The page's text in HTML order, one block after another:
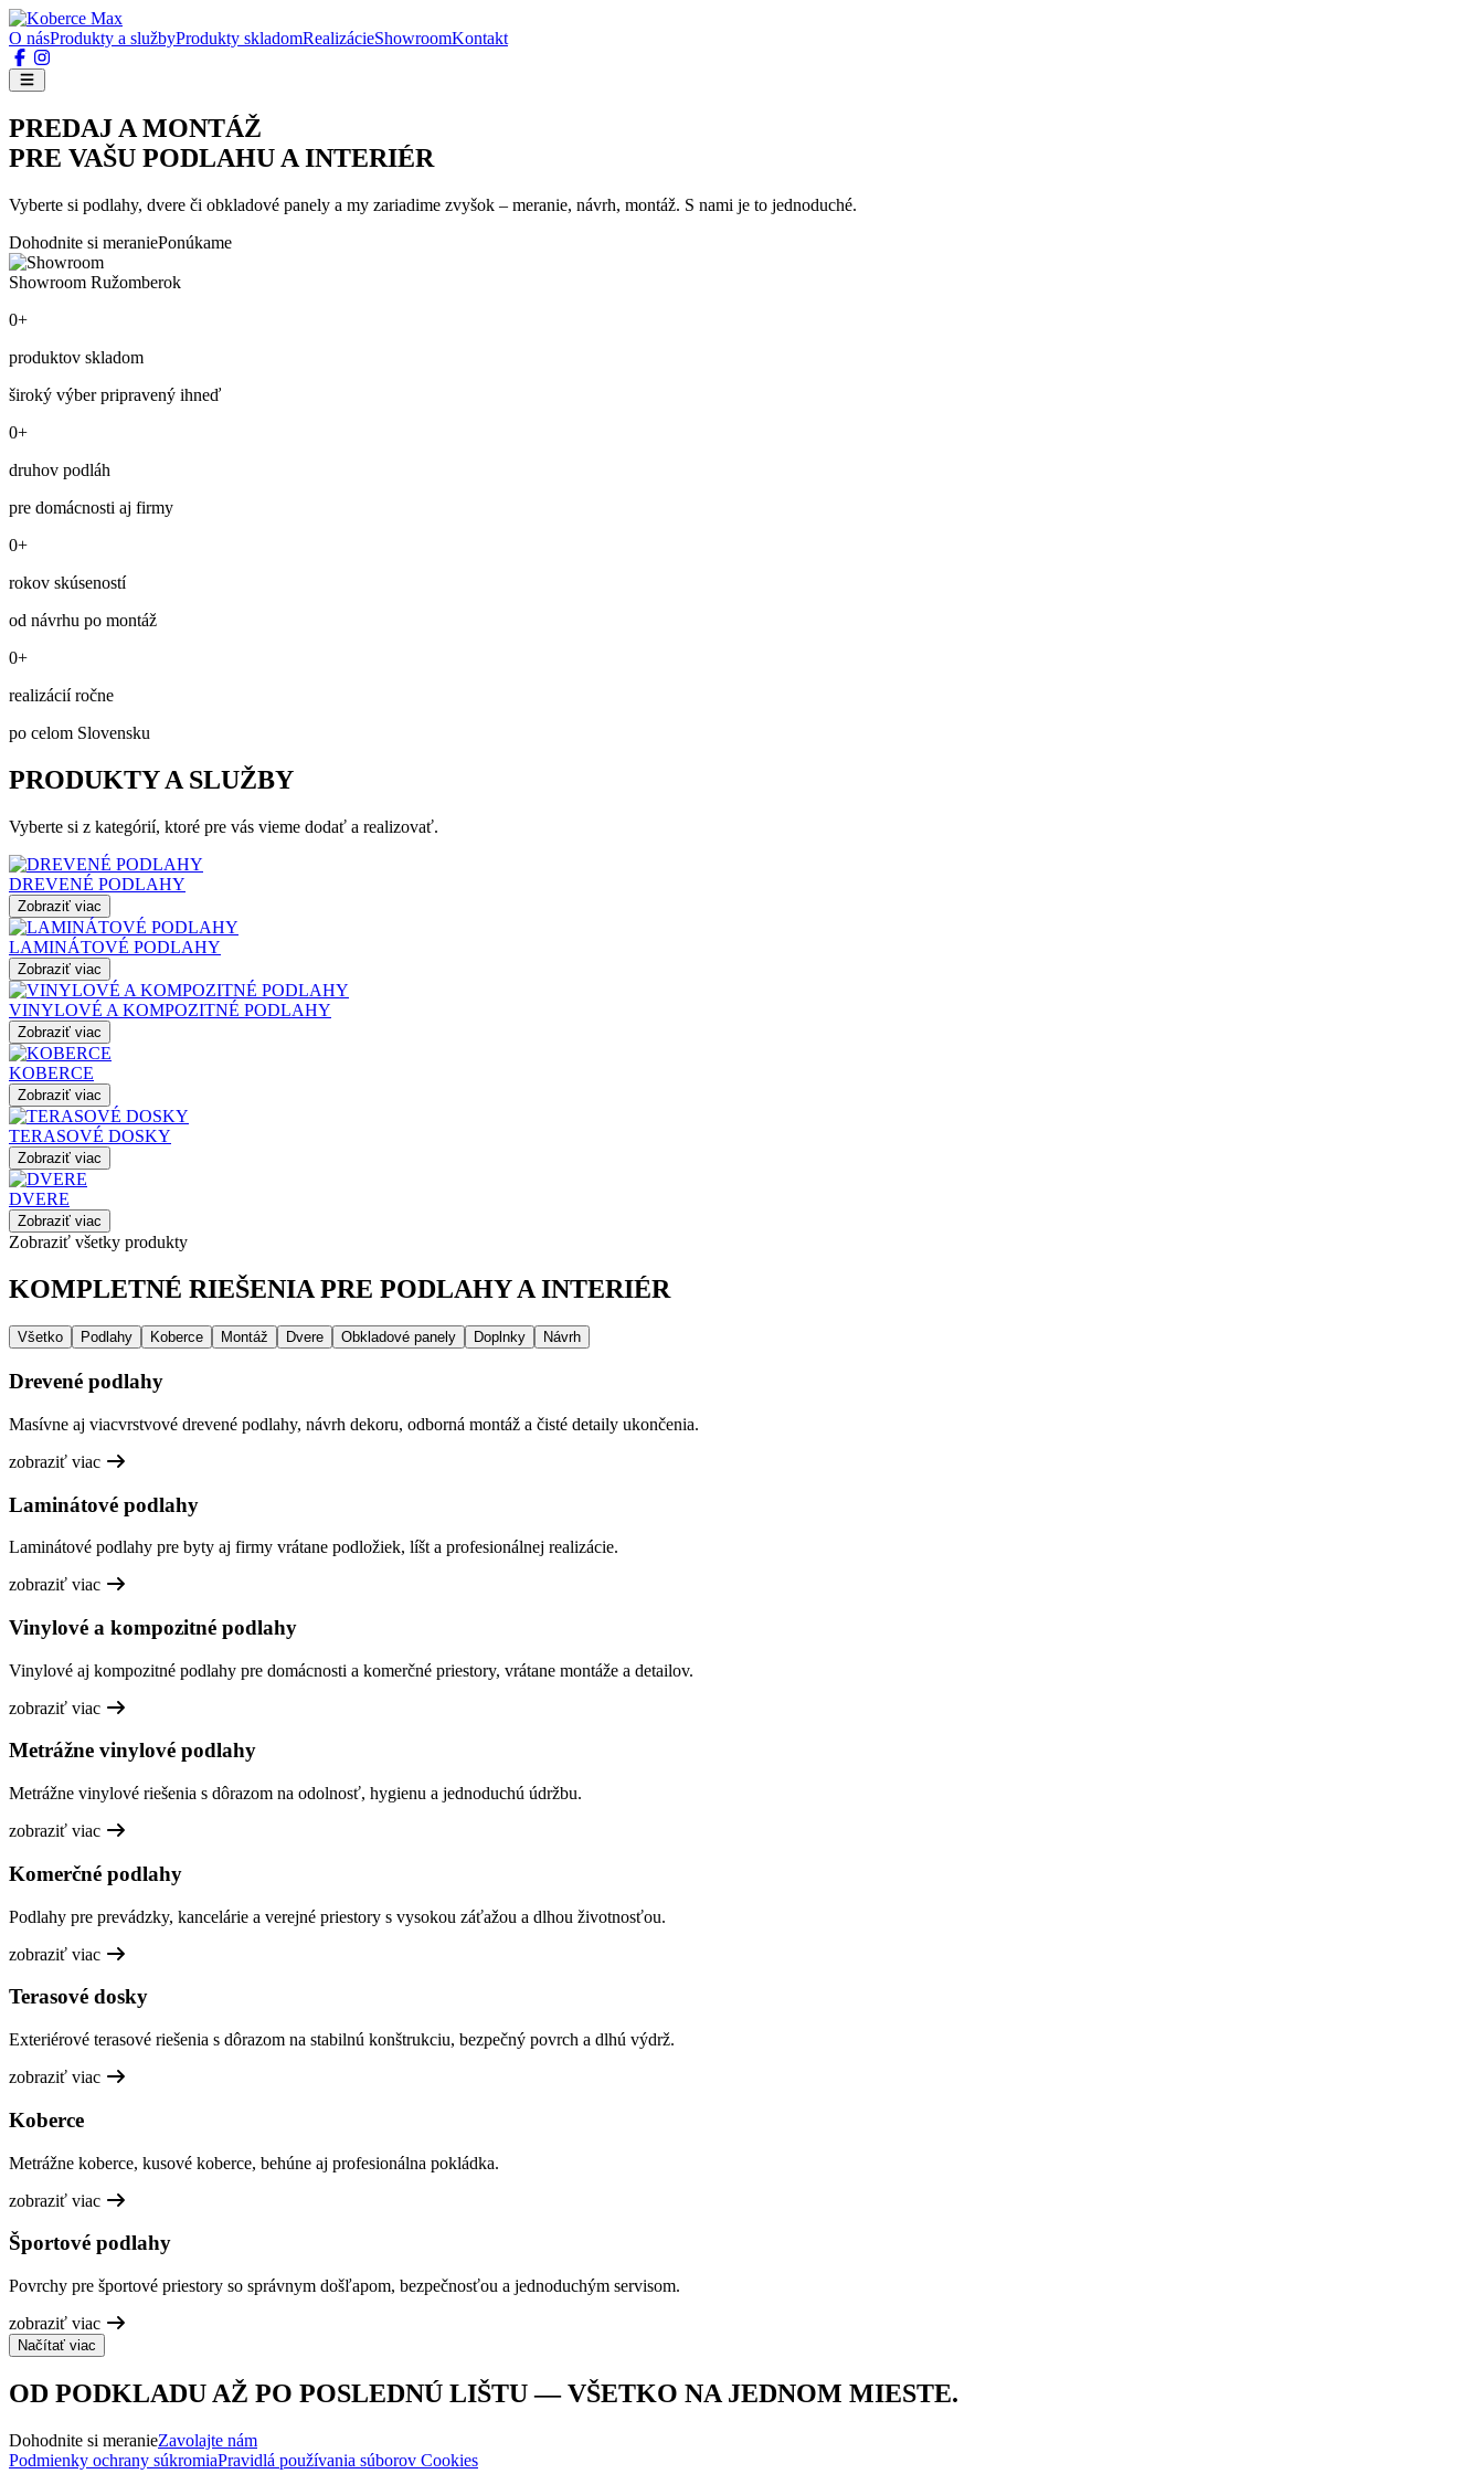
O násProdukty a službyProdukty skladomRealizácieShowroomKontakt
PREDAJ A MONTÁŽ
PRE VAŠU PODLAHU A INTERIÉR
Vyberte si podlahy, dvere či obkladové panely a my zariadime zvyšok – meranie, návrh, montáž. S nami je to jednoduché.
Dohodnite si meraniePonúkame
Showroom Ružomberok
0+
produktov skladom
široký výber pripravený ihneď
0+
druhov podláh
pre domácnosti aj firmy
0+
rokov skúseností
od návrhu po montáž
0+
realizácií ročne
po celom Slovensku
PRODUKTY A SLUŽBY
Vyberte si z kategórií, ktoré pre vás vieme dodať a realizovať.
DREVENÉ PODLAHY
Zobraziť viac
LAMINÁTOVÉ PODLAHY
Zobraziť viac
VINYLOVÉ A KOMPOZITNÉ PODLAHY
Zobraziť viac
KOBERCE
Zobraziť viac
TERASOVÉ DOSKY
Zobraziť viac
DVERE
Zobraziť viac
Zobraziť všetky produkty
KOMPLETNÉ RIEŠENIA PRE PODLAHY A INTERIÉR
Všetko Podlahy Koberce Montáž Dvere Obkladové panely Doplnky Návrh
Drevené podlahy
Masívne aj viacvrstvové drevené podlahy, návrh dekoru, odborná montáž a čisté detaily ukončenia.
zobraziť viac
Laminátové podlahy
Laminátové podlahy pre byty aj firmy vrátane podložiek, líšt a profesionálnej realizácie.
zobraziť viac
Vinylové a kompozitné podlahy
Vinylové aj kompozitné podlahy pre domácnosti a komerčné priestory, vrátane montáže a detailov.
zobraziť viac
Metrážne vinylové podlahy
Metrážne vinylové riešenia s dôrazom na odolnosť, hygienu a jednoduchú údržbu.
zobraziť viac
Komerčné podlahy
Podlahy pre prevádzky, kancelárie a verejné priestory s vysokou záťažou a dlhou životnosťou.
zobraziť viac
Terasové dosky
Exteriérové terasové riešenia s dôrazom na stabilnú konštrukciu, bezpečný povrch a dlhú výdrž.
zobraziť viac
Koberce
Metrážne koberce, kusové koberce, behúne aj profesionálna pokládka.
zobraziť viac
Športové podlahy
Povrchy pre športové priestory so správnym došľapom, bezpečnosťou a jednoduchým servisom.
zobraziť viac
Načítať viac
OD PODKLADU AŽ PO POSLEDNÚ LIŠTU — VŠETKO NA JEDNOM MIESTE.
Dohodnite si meranieZavolajte nám
Podmienky ochrany súkromiaPravidlá používania súborov Cookies